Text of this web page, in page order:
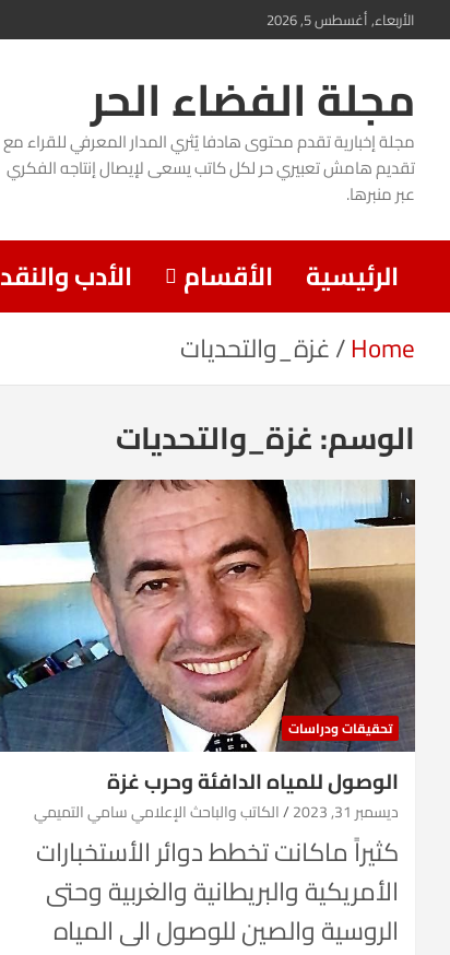
Skip
content
الأربعاء, أغسطس 5, 2026
مجلة الفضاء الحر
مجلة إخبارية تقدم محتوى هادفا يُثري المدار المعرفي للقراء مع
تقديم هامش تعبيري حر لكل كاتب يسعى لإيصال إنتاجه الفكري
عبر منبرها.
الرئيسية الأقسام الأدب والنقد
Home غزة_والتحديات
الوسم:غزة_والتحديات
تحقيقات ودراسات
الوصول للمياه الدافئة وحرب غزة
ديسمبر 31, 2023 الكاتب والباحث الإعلامي سامي التميمي
كثيراً ماكانت تخطط دوائر الأستخبارات
الأمريكية والبريطانية والغربية وحتى
الروسية والصين للوصول الى المياه